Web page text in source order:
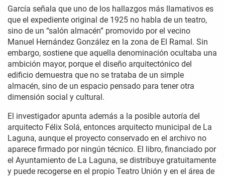
García señala que uno de los hallazgos más llamativos es
que el expediente original de 1925 no habla de un teatro,
sino de un “salón almacén” promovido por el vecino
Manuel Hernández González en la zona de El Ramal. Sin
embargo, sostiene que aquella denominación ocultaba una
ambición mayor, porque el diseño arquitectónico del
edificio demuestra que no se trataba de un simple
almacén, sino de un espacio pensado para tener otra
dimensión social y cultural.
El investigador apunta además a la posible autoría del
arquitecto Félix Solá, entonces arquitecto municipal de La
Laguna, aunque el proyecto conservado en el archivo no
aparece firmado por ningún técnico. El libro, financiado por
el Ayuntamiento de La Laguna, se distribuye gratuitamente
y puede recogerse en el propio Teatro Unión y en el área de